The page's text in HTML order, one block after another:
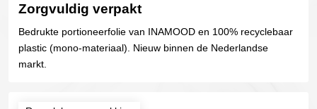
Zorgvuldig verpakt
Bedrukte portioneerfolie van INAMOOD en 100% recyclebaar
plastic (mono-materiaal). Nieuw binnen de Nederlandse
markt.